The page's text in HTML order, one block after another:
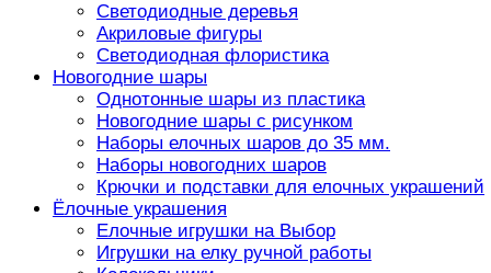
Светодиодные деревья
Акриловые фигуры
Светодиодная флористика
Новогодние шары
Однотонные шары из пластика
Новогодние шары с рисунком
Наборы елочных шаров до 35 мм.
Наборы новогодних шаров
Крючки и подставки для елочных украшений
Ёлочные украшения
Елочные игрушки на Выбор
Игрушки на елку ручной работы